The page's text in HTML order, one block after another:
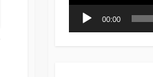
00:00